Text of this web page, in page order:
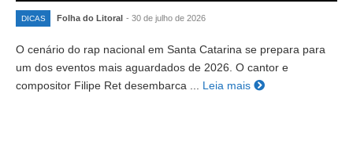
DICAS Folha do Litoral - 30 de julho de 2026
O cenário do rap nacional em Santa Catarina se prepara para
um dos eventos mais aguardados de 2026. O cantor e
compositor Filipe Ret desembarca ... Leia mais